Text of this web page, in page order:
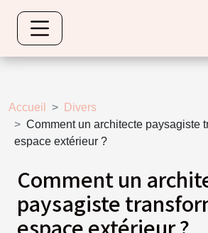
Accueil
Divers
Comment un architecte paysagiste
espace extérieur ?
Comment un
paysagiste
espace extérieur ?